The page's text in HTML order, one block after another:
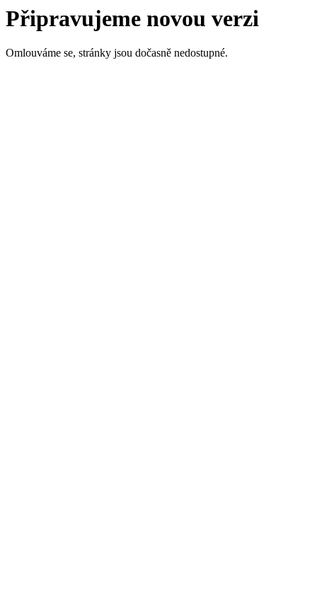
Připravujeme novou verzi
Omlouváme se, stránky jsou dočasně nedostupné.